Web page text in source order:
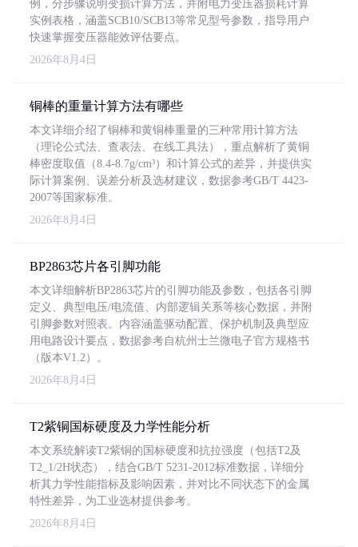
例，分步骤说明变损计算方法，并附电力变压器损耗计算
实例表格，涵盖SCB10/SCB13等常见型号参数，指导用户
快速掌握变压器能效评估要点。
2026年8月4日
铜棒的重量计算方法有哪些
本文详细介绍了铜棒和黄铜棒重量的三种常用计算方法
（理论公式法、查表法、在线工具法），重点解析了黄铜
棒密度取值（8.4-8.7g/cm³）和计算公式的差异，并提供实
际计算案例、误差分析及选材建议，数据参考GB/T 4423-
2007等国家标准。
2026年8月4日
BP2863芯片各引脚功能
本文详细解析BP2863芯片的引脚功能及参数，包括各引脚
定义、典型电压/电流值、内部逻辑关系等核心数据，并附
引脚参数对照表。内容涵盖驱动配置、保护机制及典型应
用电路设计要点，数据参考自杭州士兰微电子官方规格书
（版本V1.2）。
2026年8月4日
T2紫铜国标硬度及力学性能分析
本文系统解读T2紫铜的国标硬度和抗拉强度（包括T2及
T2_1/2H状态），结合GB/T 5231-2012标准数据，详细分
析其力学性能指标及影响因素，并对比不同状态下的金属
特性差异，为工业选材提供参考。
2026年8月4日